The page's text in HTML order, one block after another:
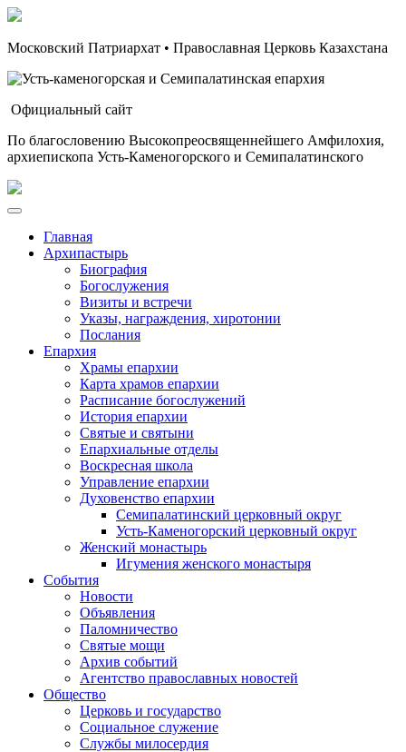
Московский Патриархат • Православная Церковь Казахстана
Официальный сайт
По благословению Высокопреосвященнейшего Амфилохия,
архиепископа Усть-Каменогорского и Семипалатинского
Главная
Архипастырь
Биография
Богослужения
Визиты и встречи
Указы, награждения, хиротонии
Послания
Епархия
Храмы епархии
Карта храмов епархии
Расписание богослужений
История епархии
Святые и святыни
Епархиальные отделы
Воскресная школа
Управление епархии
Духовенство епархии
Семипалатинский церковный округ
Усть-Каменогорский церковный округ
Женский монастырь
Игумения женского монастыря
События
Новости
Объявления
Паломничество
Святые мощи
Архив событий
Агентство православных новостей
Общество
Церковь и государство
Социальное служение
Службы милосердия